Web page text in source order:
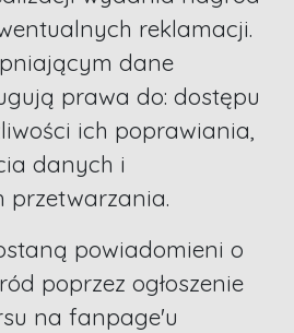
reklamacji.
dane
prawa do: dostępu
ich poprawiania,
danych i
przetwarzania.
powiadomieni o
poprzez ogłoszenie
na fanpage'u